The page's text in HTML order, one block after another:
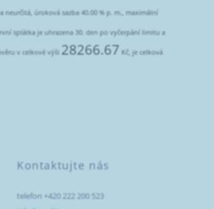
úroková sazba 40.00 % p. m., maximální
splátka je uhrazena 30. den po vyčerpání limitu a
v celkové výši 28266.67 Kč, je celková
Kontaktujte nás
telefon +420 222 200 523